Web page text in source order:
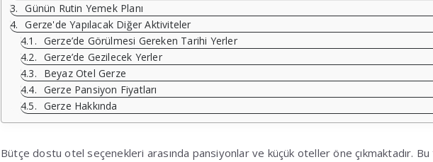
Günün Rutin Yemek Planı
Gerze'de Yapılacak Diğer Aktiviteler
Gerze’de Görülmesi Gereken Tarihi Yerler
Gerze’de Gezilecek Yerler
Beyaz Otel Gerze
Gerze Pansiyon Fiyatları
Gerze Hakkında
Bütçe dostu otel seçenekleri arasında pansiyonlar ve küçük oteller öne çıkmaktadır.